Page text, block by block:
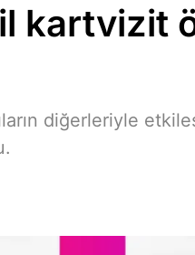
kartvizit
diğerleriyle